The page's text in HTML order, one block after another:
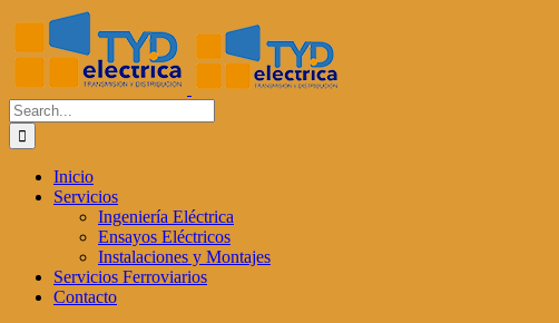
content
Search
for:
Inicio
Servicios
Ingeniería Eléctrica
Ensayos Eléctricos
Instalaciones y Montajes
Servicios Ferroviarios
Contacto